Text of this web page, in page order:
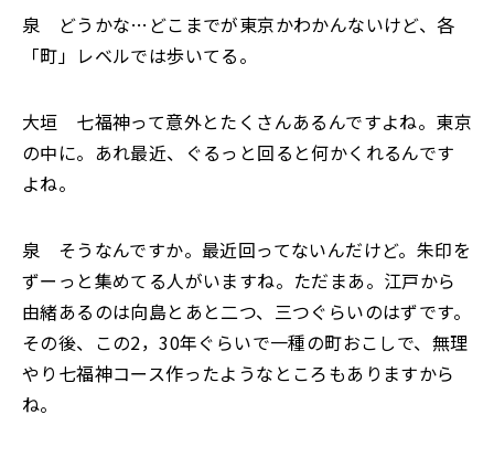
泉 どうかな…どこまでが東京かわかんないけど、各
「町」レベルでは歩いてる。
大垣 七福神って意外とたくさんあるんですよね。東京
の中に。あれ最近、ぐるっと回ると何かくれるんです
よね。
泉 そうなんですか。最近回ってないんだけど。朱印を
ずーっと集めてる人がいますね。ただまあ。江戸から
由緒あるのは向島とあと二つ、三つぐらいのはずです。
その後、この2，30年ぐらいで一種の町おこしで、無理
やり七福神コース作ったようなところもありますから
ね。